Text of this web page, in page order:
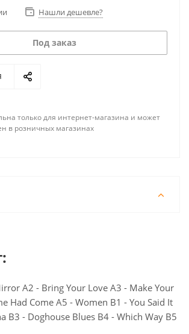
Нашли дешевле?
Под заказ
только для интернет-магазина и может
в розничных магазинах
A2 - Bring Your Love A3 - Make Your
Had Come A5 - Women B1 - You Said It
B3 - Doghouse Blues B4 - Which Way B5